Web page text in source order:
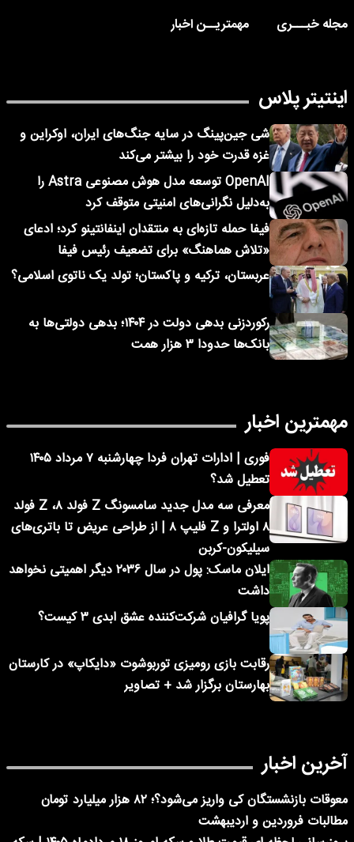
مجله خبـــری
مهمتریــن اخبار
اینتیتر پلاس
شی جین‌پینگ در سایه جنگ‌های ایران، اوکراین و
غزه قدرت خود را بیشتر می‌کند
OpenAI توسعه مدل هوش مصنوعی Astra را
به‌دلیل نگرانی‌های امنیتی متوقف کرد
فیفا حمله تازه‌ای به منتقدان اینفانتینو کرد؛ ادعای
«تلاش هماهنگ» برای تضعیف رئیس فیفا
عربستان، ترکیه و پاکستان؛ تولد یک ناتوی اسلامی؟
رکوردزنی بدهی دولت در ۱۴۰۴؛ بدهی دولتی‌ها به
بانک‌ها حدودا ۳ هزار همت
مهمترین اخبار
فوری | ادارات تهران فردا چهارشنبه ۷ مرداد ۱۴۰۵
تعطیل شد؟
معرفی سه مدل جدید سامسونگ Z فولد ۸، Z فولد
۸ اولترا و Z فلیپ ۸ | از طراحی عریض تا باتری‌های
سیلیکون-کربن
ایلان ماسک: پول در سال ۲۰۳۶ دیگر اهمیتی نخواهد
داشت
پویا گرافیان شرکت‌کننده عشق ابدی ۳ کیست؟
رقابت بازی رومیزی توربوشوت «دایکاپ» در کارستان
بهارستان برگزار شد + تصاویر
آخرین اخبار
معوقات بازنشستگان کی واریز می‌شود؟؛ ۸۲ هزار میلیارد تومان
مطالبات فروردین و اردیبهشت